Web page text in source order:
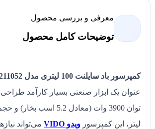
معرفی و بررسی محصول
توضیحات کامل محصول
کمپرسور باد سایلنت 100 لیتری مدل WD060211052 ویدو
عنوان یک ابزار صنعتی بسیار کارآمد
لیتر، این کمپرسور ویدو VIDO
می‌تواند